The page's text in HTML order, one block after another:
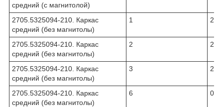
средний (с магнитолой)
2705.5325094-210. Каркас
средний (без магнитолы)
1
2705.5325094-210. Каркас
средний (без магнитолы)
2
2705.5325094-210. Каркас
средний (без магнитолы)
3
2705.5325094-210. Каркас
средний (без магнитолы)
6